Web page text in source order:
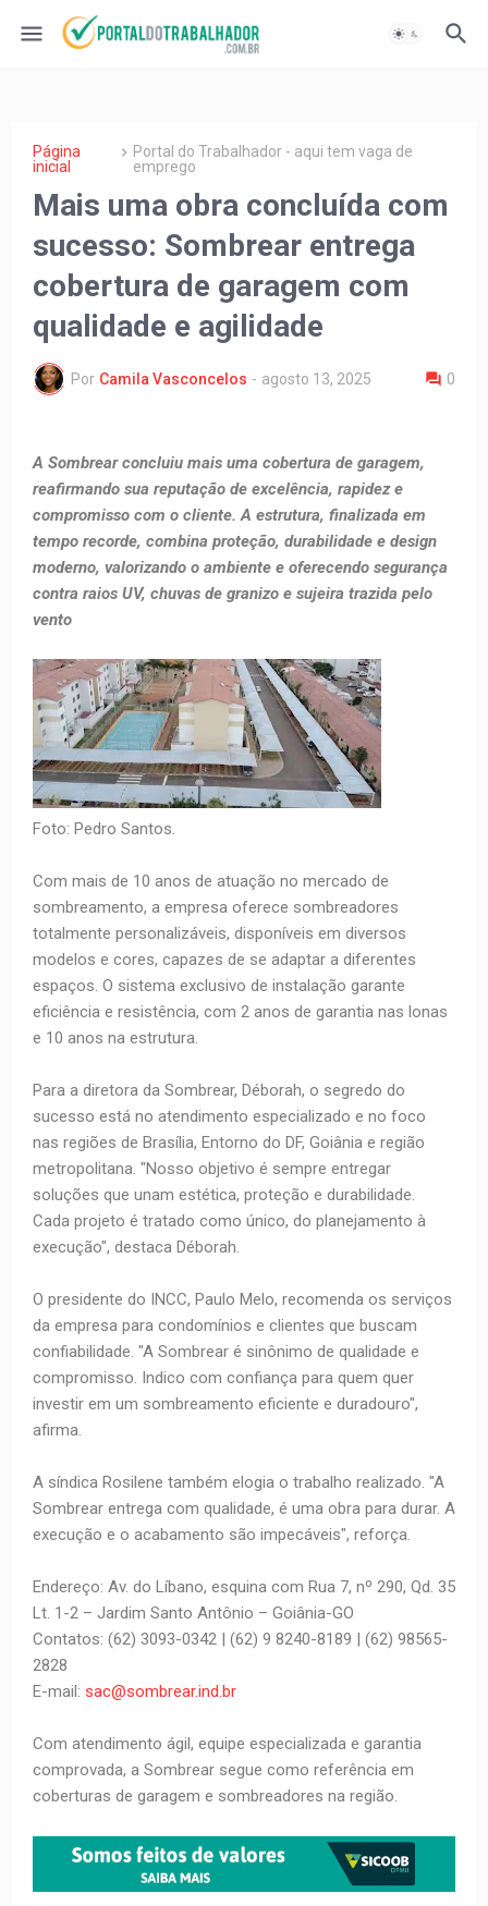
Página
inicial
Portal do Trabalhador - aqui tem vaga de
emprego
Mais uma obra concluída com
sucesso: Sombrear entrega
cobertura de garagem com
qualidade e agilidade
Por Camila Vasconcelos - agosto 13, 2025 0
A Sombrear concluiu mais uma cobertura de garagem,
reafirmando sua reputação de excelência, rapidez e
compromisso com o cliente. A estrutura, finalizada em
tempo recorde, combina proteção, durabilidade e design
moderno, valorizando o ambiente e oferecendo segurança
contra raios UV, chuvas de granizo e sujeira trazida pelo
vento
Foto: Pedro Santos.
Com mais de 10 anos de atuação no mercado de
sombreamento, a empresa oferece sombreadores
totalmente personalizáveis, disponíveis em diversos
modelos e cores, capazes de se adaptar a diferentes
espaços. O sistema exclusivo de instalação garante
eficiência e resistência, com 2 anos de garantia nas lonas
e 10 anos na estrutura.
Para a diretora da Sombrear, Déborah, o segredo do
sucesso está no atendimento especializado e no foco
nas regiões de Brasília, Entorno do DF, Goiânia e região
metropolitana. "Nosso objetivo é sempre entregar
soluções que unam estética, proteção e durabilidade.
Cada projeto é tratado como único, do planejamento à
execução", destaca Déborah.
O presidente do INCC, Paulo Melo, recomenda os serviços
da empresa para condomínios e clientes que buscam
confiabilidade. "A Sombrear é sinônimo de qualidade e
compromisso. Indico com confiança para quem quer
investir em um sombreamento eficiente e duradouro",
afirma.
A síndica Rosilene também elogia o trabalho realizado. "A
Sombrear entrega com qualidade, é uma obra para durar. A
execução e o acabamento são impecáveis", reforça.
Endereço: Av. do Líbano, esquina com Rua 7, nº 290, Qd. 35
Lt. 1-2 – Jardim Santo Antônio – Goiânia-GO
Contatos: (62) 3093-0342 | (62) 9 8240-8189 | (62) 98565-
2828
E-mail: sac@sombrear.ind.br
Com atendimento ágil, equipe especializada e garantia
comprovada, a Sombrear segue como referência em
coberturas de garagem e sombreadores na região.